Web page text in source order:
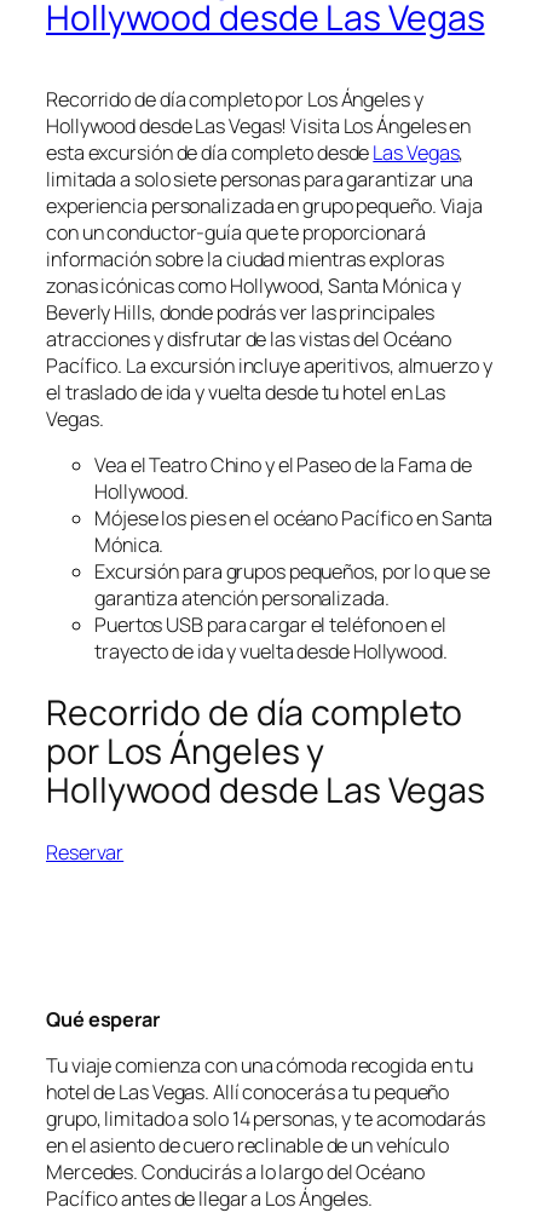
Hollywood desde Las Vegas
Recorrido de día completo por Los Ángeles y
Hollywood desde Las Vegas! Visita Los Ángeles en
esta excursión de día completo desdeLas Vegas,
limitada a solo siete personas para garantizar una
experiencia personalizada en grupo pequeño. Viaja
con un conductor-guía que te proporcionará
información sobre la ciudad mientras exploras
zonas icónicas como Hollywood, Santa Mónica y
Beverly Hills, donde podrás ver las principales
atracciones y disfrutar de las vistas del Océano
Pacífico. La excursión incluye aperitivos, almuerzo y
el traslado de ida y vuelta desde tu hotel en Las
Vegas.
Vea el Teatro Chino y el Paseo de la Fama de
Hollywood.
Mójese los pies en el océano Pacífico en Santa
Mónica.
Excursión para grupos pequeños, por lo que se
garantiza atención personalizada.
Puertos USB para cargar el teléfono en el
trayecto de ida y vuelta desde Hollywood.
Recorrido de día completo
por Los Ángeles y
Hollywood desde Las Vegas
Reservar
Qué esperar
Tu viaje comienza con una cómoda recogida en tu
hotel de Las Vegas. Allí conocerás a tu pequeño
grupo, limitado a solo 14 personas, y te acomodarás
en el asiento de cuero reclinable de un vehículo
Mercedes. Conducirás a lo largo del Océano
Pacífico antes de llegar a Los Ángeles.